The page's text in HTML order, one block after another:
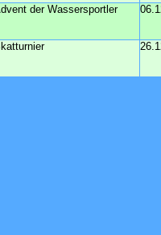
der Wassersportler